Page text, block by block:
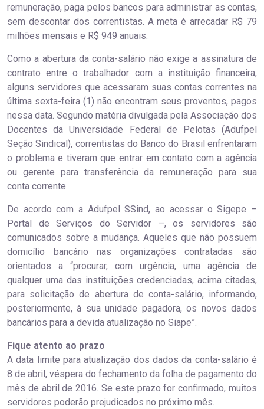
remuneração, paga pelos bancos para administrar as contas,
sem descontar dos correntistas. A meta é arrecadar R$ 79
milhões mensais e R$ 949 anuais.
Como a abertura da conta-salário não exige a assinatura de
contrato entre o trabalhador com a instituição financeira,
alguns servidores que acessaram suas contas correntes na
última sexta-feira (1) não encontram seus proventos, pagos
nessa data. Segundo matéria divulgada pela Associação dos
Docentes da Universidade Federal de Pelotas (Adufpel
Seção Sindical), correntistas do Banco do Brasil enfrentaram
o problema e tiveram que entrar em contato com a agência
ou gerente para transferência da remuneração para sua
conta corrente.
De acordo com a Adufpel SSind, ao acessar o Sigepe –
Portal de Serviços do Servidor –, os servidores são
comunicados sobre a mudança. Aqueles que não possuem
domicílio bancário nas organizações contratadas são
orientados a “procurar, com urgência, uma agência de
qualquer uma das instituições credenciadas, acima citadas,
para solicitação de abertura de conta-salário, informando,
posteriormente, à sua unidade pagadora, os novos dados
bancários para a devida atualização no Siape”.
Fique atento ao prazo
A data limite para atualização dos dados da conta-salário é
8 de abril, véspera do fechamento da folha de pagamento do
mês de abril de 2016. Se este prazo for confirmado, muitos
servidores poderão prejudicados no próximo mês.